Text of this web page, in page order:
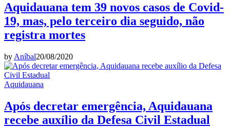
Aquidauana tem 39 novos casos de Covid-
19, mas, pelo terceiro dia seguido, não
registra mortes
by Aníbal20/08/2020
Aquidauana
Após decretar emergência, Aquidauana
recebe auxílio da Defesa Civil Estadual